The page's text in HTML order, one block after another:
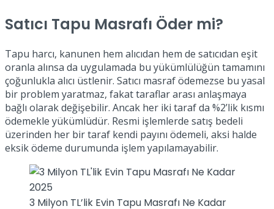
Satıcı Tapu Masrafı Öder mi?
Tapu harcı, kanunen hem alıcıdan hem de satıcıdan eşit
oranla alınsa da uygulamada bu yükümlülüğün tamamını
çoğunlukla alıcı üstlenir. Satıcı masraf ödemezse bu yasal
bir problem yaratmaz, fakat taraflar arası anlaşmaya
bağlı olarak değişebilir. Ancak her iki taraf da %2’lik kısmı
ödemekle yükümlüdür. Resmi işlemlerde satış bedeli
üzerinden her bir taraf kendi payını ödemeli, aksi halde
eksik ödeme durumunda işlem yapılamayabilir.
3 Milyon TL’lik Evin Tapu Masrafı Ne Kadar